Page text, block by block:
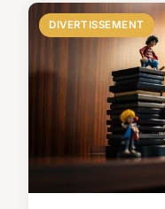
DIVERTISSEMENT